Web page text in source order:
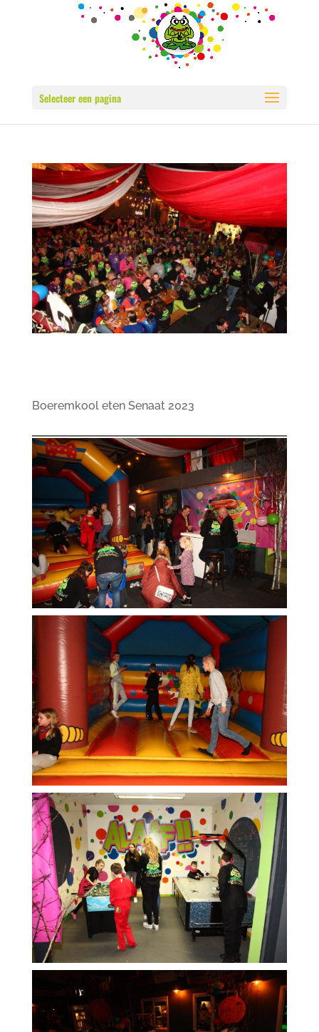
Selecteer een pagina
Boeremkool eten Senaat 2023